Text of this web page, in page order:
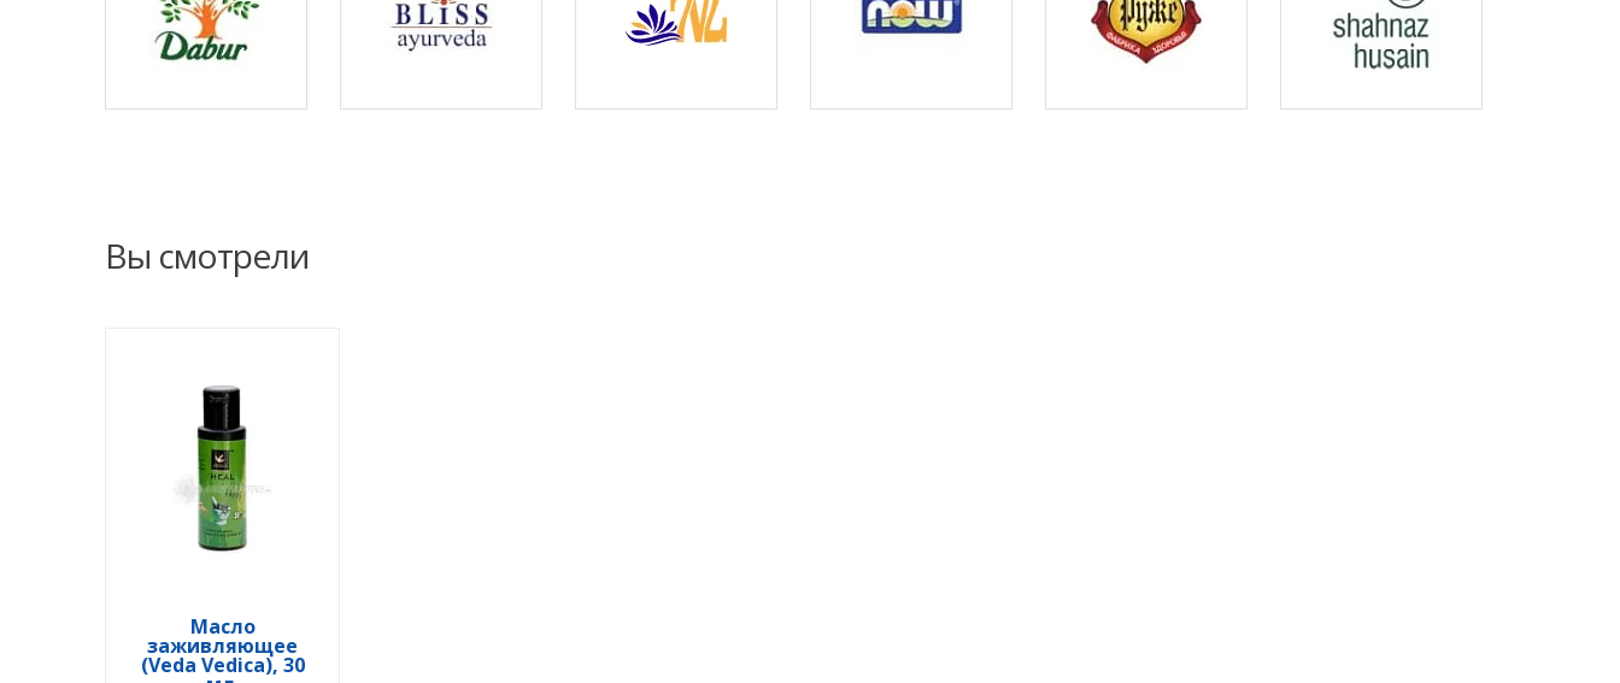
Вы смотрели
Масло
заживляющее
(Veda Vedica), 30